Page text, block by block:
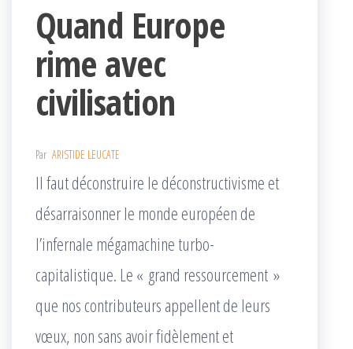
Quand Europe
rime avec
civilisation
Par ARISTIDE LEUCATE
Il faut déconstruire le déconstructivisme et
désarraisonner le monde européen de
l’infernale mégamachine turbo-
capitalistique. Le « grand ressourcement »
que nos contributeurs appellent de leurs
vœux, non sans avoir fidèlement et